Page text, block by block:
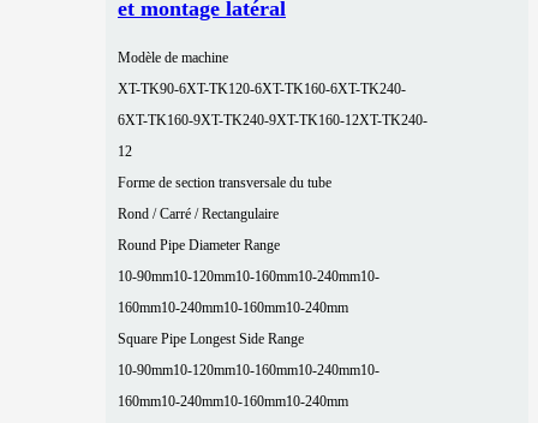
et montage latéral
Modèle de machine
XT-TK90-6XT-TK120-6XT-TK160-6XT-TK240-
6XT-TK160-9XT-TK240-9XT-TK160-12XT-TK240-
12
Forme de section transversale du tube
Rond / Carré / Rectangulaire
Round Pipe Diameter Range
10-90mm10-120mm10-160mm10-240mm10-
160mm10-240mm10-160mm10-240mm
Square Pipe Longest Side Range
10-90mm10-120mm10-160mm10-240mm10-
160mm10-240mm10-160mm10-240mm